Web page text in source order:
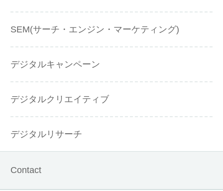
SEM(サーチ・エンジン・マーケティング)
デジタルキャンペーン
デジタルクリエイティブ
デジタルリサーチ
Contact